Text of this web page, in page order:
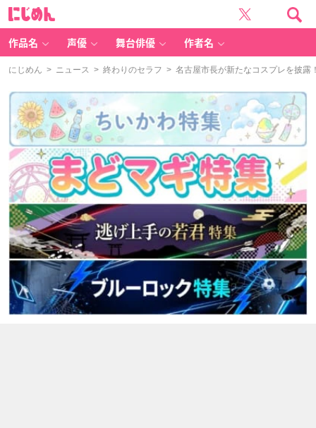
作品名 声優 舞台俳優 作者名
にじめん > ニュース > 終わりのセラフ > 名古屋市長が新たなコスプレを披露